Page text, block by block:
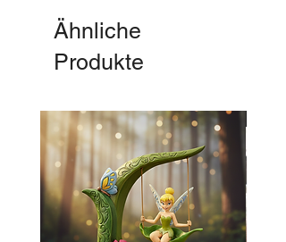
Ähnliche
Produkte